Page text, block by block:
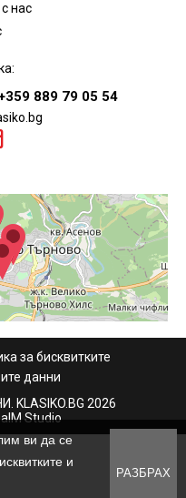
нас
889 79 05 54
за бисквитките
данни
2026
Studio
ви да се
и
РАЗБРАХ